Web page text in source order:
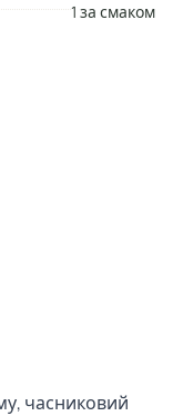
1 за смаком
часниковий